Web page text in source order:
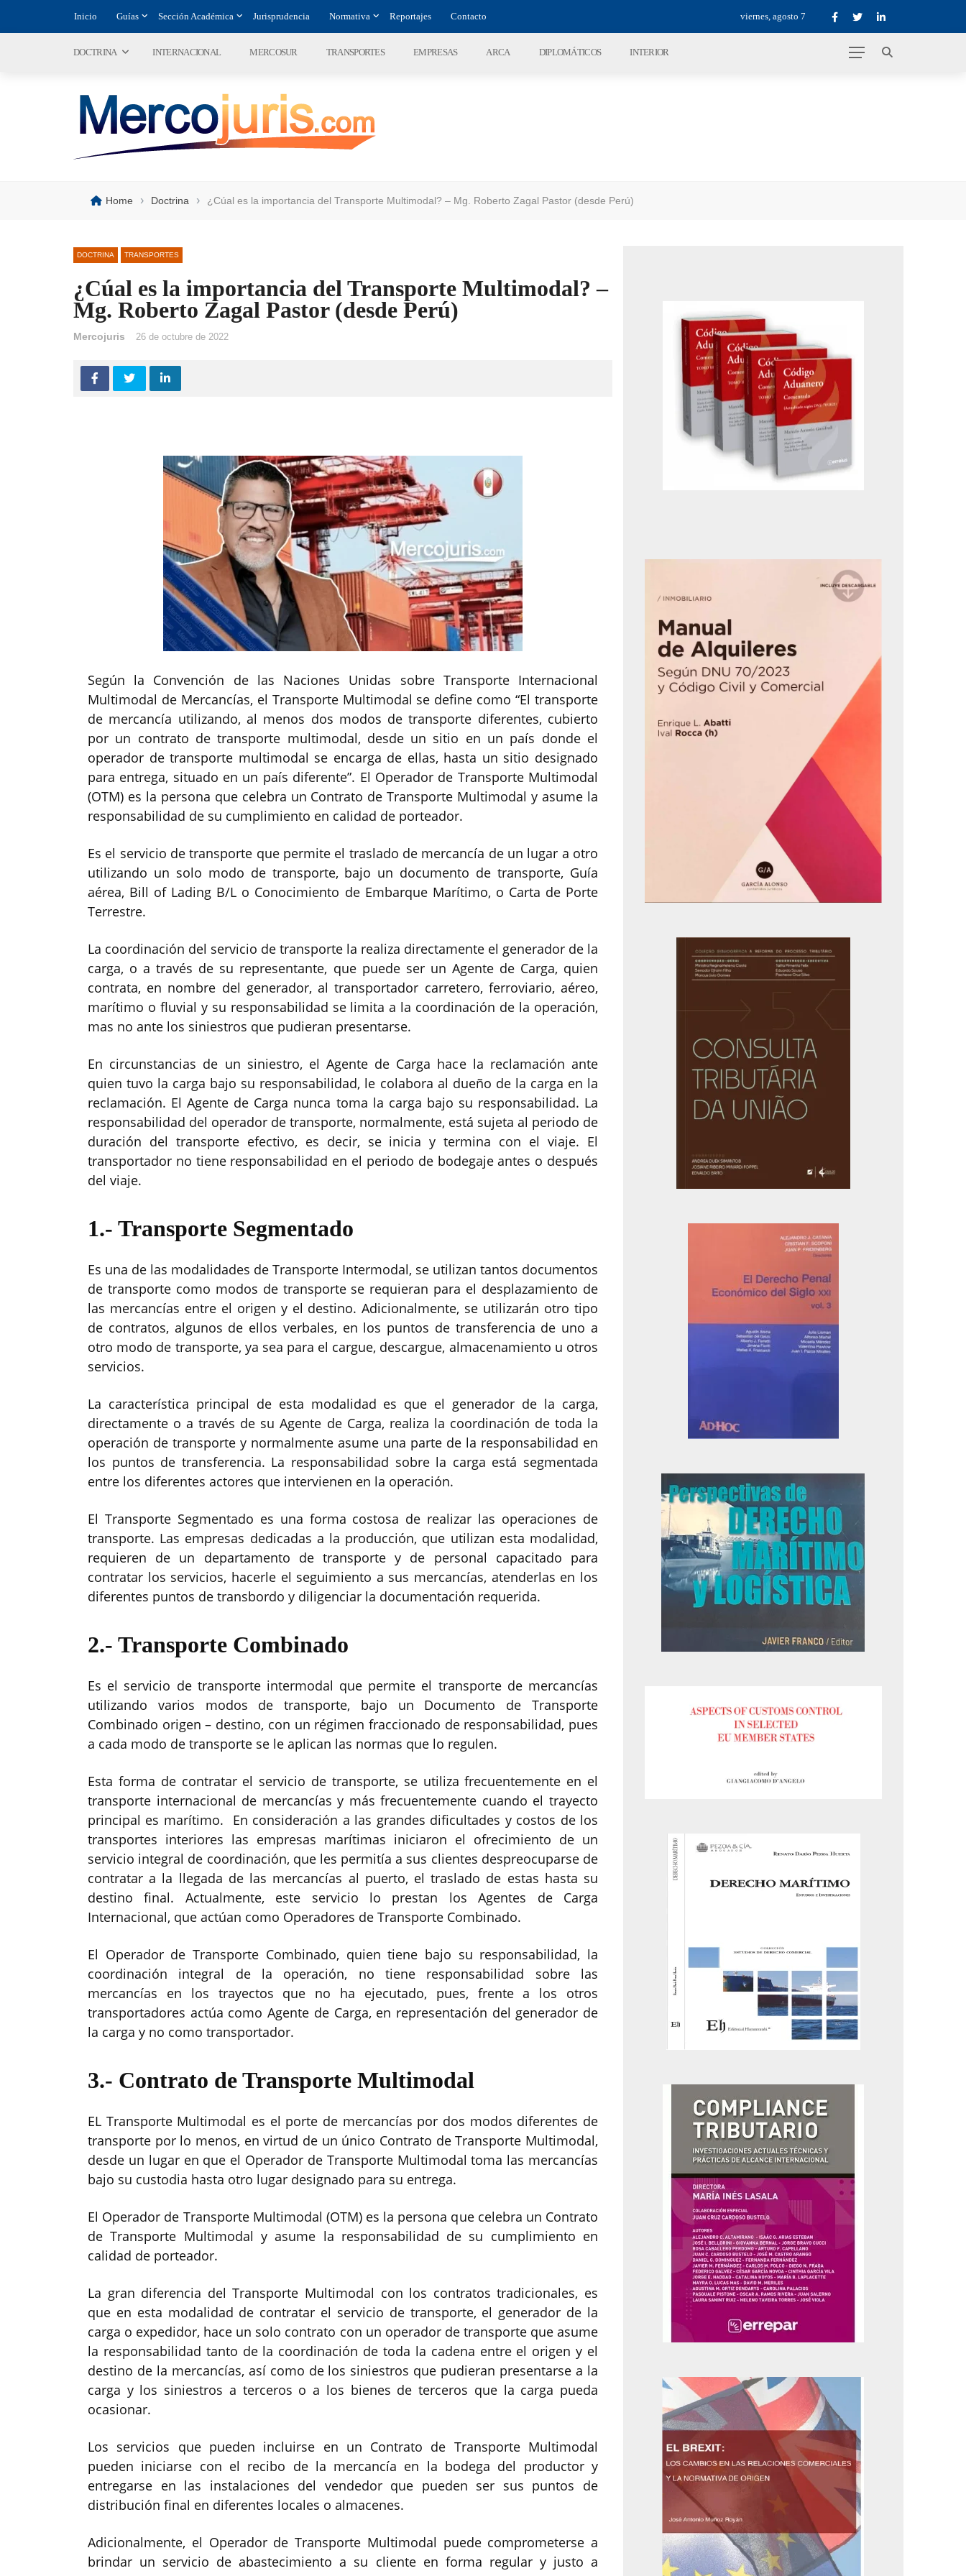
Inicio Guías Sección Académica Jurisprudencia Normativa Reportajes Contacto viernes, agosto 7
DOCTRINA INTERNACIONAL MERCOSUR TRANSPORTES EMPRESAS ARCA DIPLOMÁTICOS INTERIOR
Home › Doctrina › ¿Cúal es la importancia del Transporte Multimodal? – Mg. Roberto Zagal Pastor (desde Perú)
DOCTRINA TRANSPORTES
¿Cúal es la importancia del Transporte Multimodal? –
Mg. Roberto Zagal Pastor (desde Perú)
Mercojuris 26 de octubre de 2022
Según la Convención de las Naciones Unidas sobre Transporte Internacional
Multimodal de Mercancías, el Transporte Multimodal se define como “El transporte
de mercancía utilizando, al menos dos modos de transporte diferentes, cubierto
por un contrato de transporte multimodal, desde un sitio en un país donde el
operador de transporte multimodal se encarga de ellas, hasta un sitio designado
para entrega, situado en un país diferente”. El Operador de Transporte Multimodal
(OTM) es la persona que celebra un Contrato de Transporte Multimodal y asume la
responsabilidad de su cumplimiento en calidad de porteador.
Es el servicio de transporte que permite el traslado de mercancía de un lugar a otro
utilizando un solo modo de transporte, bajo un documento de transporte, Guía
aérea, Bill of Lading B/L o Conocimiento de Embarque Marítimo, o Carta de Porte
Terrestre.
La coordinación del servicio de transporte la realiza directamente el generador de la
carga, o a través de su representante, que puede ser un Agente de Carga, quien
contrata, en nombre del generador, al transportador carretero, ferroviario, aéreo,
marítimo o fluvial y su responsabilidad se limita a la coordinación de la operación,
mas no ante los siniestros que pudieran presentarse.
En circunstancias de un siniestro, el Agente de Carga hace la reclamación ante
quien tuvo la carga bajo su responsabilidad, le colabora al dueño de la carga en la
reclamación. El Agente de Carga nunca toma la carga bajo su responsabilidad. La
responsabilidad del operador de transporte, normalmente, está sujeta al periodo de
duración del transporte efectivo, es decir, se inicia y termina con el viaje. El
transportador no tiene responsabilidad en el periodo de bodegaje antes o después
del viaje.
1.- Transporte Segmentado
Es una de las modalidades de Transporte Intermodal, se utilizan tantos documentos
de transporte como modos de transporte se requieran para el desplazamiento de
las mercancías entre el origen y el destino. Adicionalmente, se utilizarán otro tipo
de contratos, algunos de ellos verbales, en los puntos de transferencia de uno a
otro modo de transporte, ya sea para el cargue, descargue, almacenamiento u otros
servicios.
La característica principal de esta modalidad es que el generador de la carga,
directamente o a través de su Agente de Carga, realiza la coordinación de toda la
operación de transporte y normalmente asume una parte de la responsabilidad en
los puntos de transferencia. La responsabilidad sobre la carga está segmentada
entre los diferentes actores que intervienen en la operación.
El Transporte Segmentado es una forma costosa de realizar las operaciones de
transporte. Las empresas dedicadas a la producción, que utilizan esta modalidad,
requieren de un departamento de transporte y de personal capacitado para
contratar los servicios, hacerle el seguimiento a sus mercancías, atenderlas en los
diferentes puntos de transbordo y diligenciar la documentación requerida.
2.- Transporte Combinado
Es el servicio de transporte intermodal que permite el transporte de mercancías
utilizando varios modos de transporte, bajo un Documento de Transporte
Combinado origen – destino, con un régimen fraccionado de responsabilidad, pues
a cada modo de transporte se le aplican las normas que lo regulen.
Esta forma de contratar el servicio de transporte, se utiliza frecuentemente en el
transporte internacional de mercancías y más frecuentemente cuando el trayecto
principal es marítimo. En consideración a las grandes dificultades y costos de los
transportes interiores las empresas marítimas iniciaron el ofrecimiento de un
servicio integral de coordinación, que les permitía a sus clientes despreocuparse de
contratar a la llegada de las mercancías al puerto, el traslado de estas hasta su
destino final. Actualmente, este servicio lo prestan los Agentes de Carga
Internacional, que actúan como Operadores de Transporte Combinado.
El Operador de Transporte Combinado, quien tiene bajo su responsabilidad, la
coordinación integral de la operación, no tiene responsabilidad sobre las
mercancías en los trayectos que no ha ejecutado, pues, frente a los otros
transportadores actúa como Agente de Carga, en representación del generador de
la carga y no como transportador.
3.- Contrato de Transporte Multimodal
EL Transporte Multimodal es el porte de mercancías por dos modos diferentes de
transporte por lo menos, en virtud de un único Contrato de Transporte Multimodal,
desde un lugar en que el Operador de Transporte Multimodal toma las mercancías
bajo su custodia hasta otro lugar designado para su entrega.
El Operador de Transporte Multimodal (OTM) es la persona que celebra un Contrato
de Transporte Multimodal y asume la responsabilidad de su cumplimiento en
calidad de porteador.
La gran diferencia del Transporte Multimodal con los contratos tradicionales, es
que en esta modalidad de contratar el servicio de transporte, el generador de la
carga o expedidor, hace un solo contrato con un operador de transporte que asume
la responsabilidad tanto de la coordinación de toda la cadena entre el origen y el
destino de la mercancías, así como de los siniestros que pudieran presentarse a la
carga y los siniestros a terceros o a los bienes de terceros que la carga pueda
ocasionar.
Los servicios que pueden incluirse en un Contrato de Transporte Multimodal
pueden iniciarse con el recibo de la mercancía en la bodega del productor y
entregarse en las instalaciones del vendedor que pueden ser sus puntos de
distribución final en diferentes locales o almacenes.
Adicionalmente, el Operador de Transporte Multimodal puede comprometerse a
brindar un servicio de abastecimiento a su cliente en forma regular y justo a